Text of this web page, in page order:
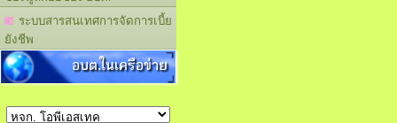
ระบบสารสนเทศการจัดการเบี้ย
ยังชีพ
อบต.ในเครือข่าย